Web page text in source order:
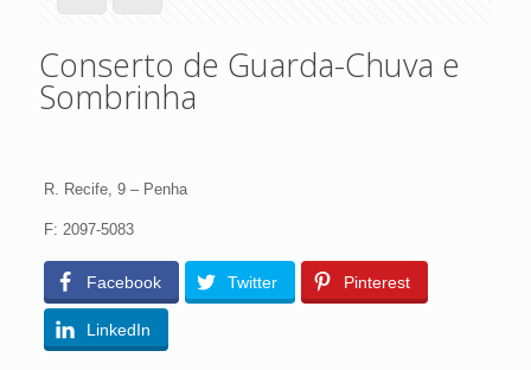
Conserto de Guarda-Chuva e
Sombrinha
R. Recife, 9 – Penha
F: 2097-5083
Facebook Twitter Pinterest
LinkedIn